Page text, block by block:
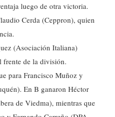
Cerda (Ceppron), quien
(Asociación Italiana)
frente de la división.
para Francisco Muñoz y
En B ganaron Héctor
de Viedma), mientras que
y Fernando Carreño (DPA